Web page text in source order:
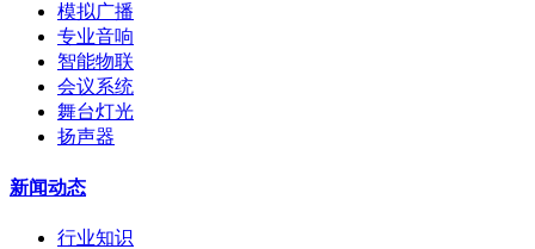
模拟广播
专业音响
智能物联
会议系统
舞台灯光
扬声器
新闻动态
行业知识